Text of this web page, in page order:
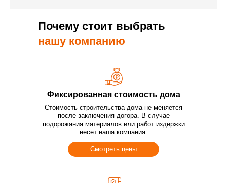
Почему стоит выбрать
нашу компанию
Фиксированная стоимость дома
Стоимость строительства дома не меняется
после заключения догора. В случае
подорожания материалов или работ издержки
несет наша компания.
Смотреть цены